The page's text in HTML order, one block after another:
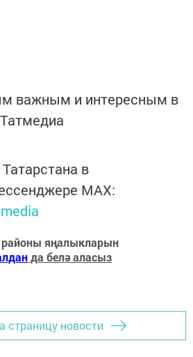
важным и интересным в
Татмедиа
в
MАХ:
районы яңалыкларын
да белә аласыз
страницу новости